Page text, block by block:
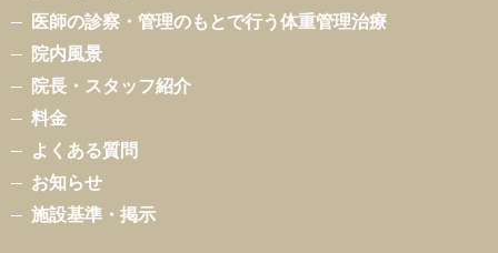
医師の診察・管理のもとで行う体重管理治療
院内風景
院長・スタッフ紹介
料金
よくある質問
お知らせ
施設基準・掲示